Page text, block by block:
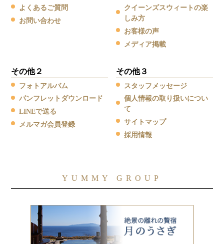
よくあるご質問
お問い合わせ
クイーンズスウィートの楽
しみ方
お客様の声
メディア掲載
その他２
フォトアルバム
パンフレットダウンロード
LINEで送る
メルマガ会員登録
その他３
スタッフメッセージ
個人情報の取り扱いについ
て
サイトマップ
採用情報
YUMMY GROUP